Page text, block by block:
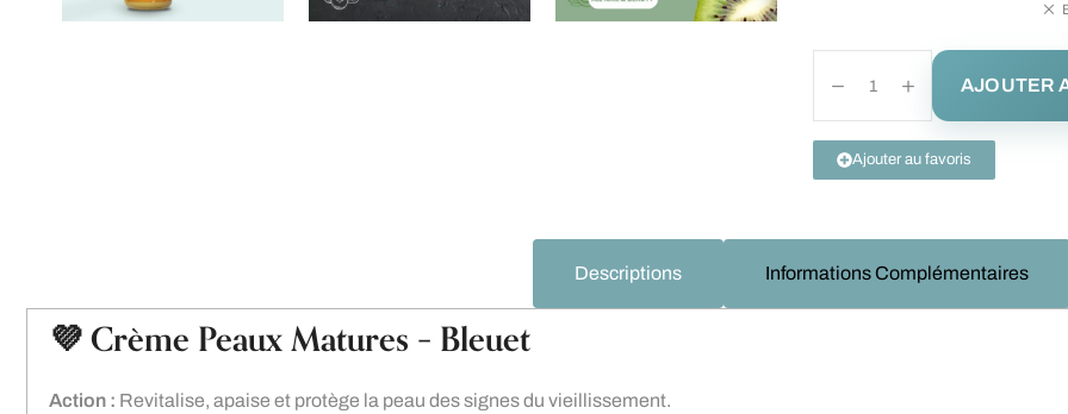
AJOUTER
Ajouter au favoris
Descriptions Informations Complémentaires
💜 Crème Peaux Matures – Bleuet
Action : Revitalise, apaise et protège la peau des signes du vieillissement.